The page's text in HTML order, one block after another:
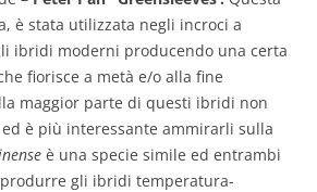
è stata utilizzata negli incroci a
ibridi moderni producendo una certa
fiorisce a metà e/o alla fine
maggior parte di questi ibridi non
è più interessante ammirarli sulla
è una specie simile ed entrambi
gli ibridi temperatura-